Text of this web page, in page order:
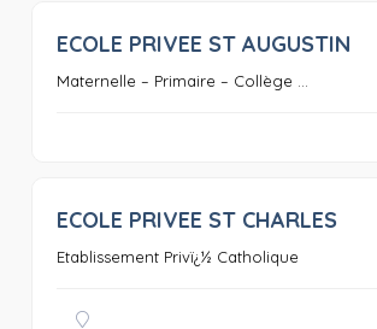
ECOLE PRIVEE ST AUGUSTIN
Maternelle – Primaire – Collège ...
ECOLE PRIVEE ST CHARLES
Etablissement Privï¿½ Catholique